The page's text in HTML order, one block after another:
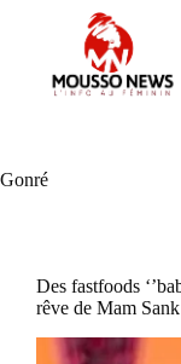
Gonré
Des fastfoods
rêve de Mam Sank